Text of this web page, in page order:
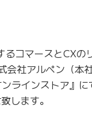
るコマースとCXの
社アルペン（本
ラインストア』
します。